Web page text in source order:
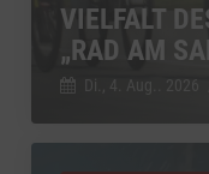
VIELFALT
„RAD AM
Di., 4. Aug.. 2026